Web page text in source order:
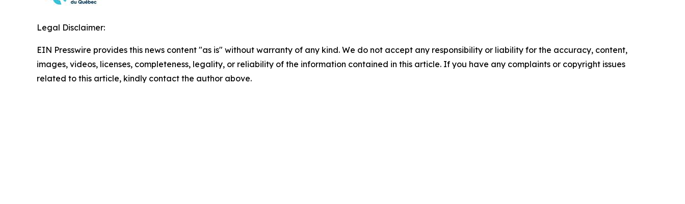
Legal Disclaimer:
EIN Presswire provides this news content "as is" without warranty of any kind. We do not accept any responsibility or liability for the accuracy, content,
images, videos, licenses, completeness, legality, or reliability of the information contained in this article. If you have any complaints or copyright issues
related to this article, kindly contact the author above.